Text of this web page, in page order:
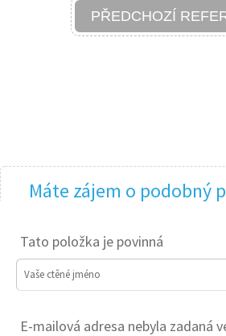
PŘEDCHOZÍ
Máte zájem o podobný
Tato položka je povinná
Vaše ctěné jméno
E-mailová adresa nebyla zadaná